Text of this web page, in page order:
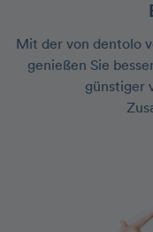
Mit der von dentolo
genießen Sie
günstiger